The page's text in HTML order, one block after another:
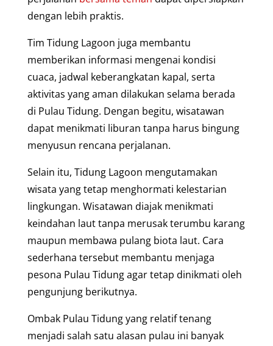
dengan lebih praktis.
Tim Tidung Lagoon juga membantu
memberikan informasi mengenai kondisi
cuaca, jadwal keberangkatan kapal, serta
aktivitas yang aman dilakukan selama berada
di Pulau Tidung. Dengan begitu, wisatawan
dapat menikmati liburan tanpa harus bingung
menyusun rencana perjalanan.
Selain itu, Tidung Lagoon mengutamakan
wisata yang tetap menghormati kelestarian
lingkungan. Wisatawan diajak menikmati
keindahan laut tanpa merusak terumbu karang
maupun membawa pulang biota laut. Cara
sederhana tersebut membantu menjaga
pesona Pulau Tidung agar tetap dinikmati oleh
pengunjung berikutnya.
Ombak Pulau Tidung yang relatif tenang
menjadi salah satu alasan pulau ini banyak